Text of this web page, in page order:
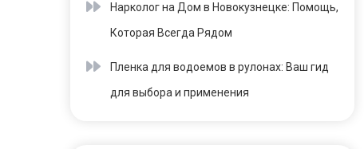
Нарколог на Дом в Новокузнецке: Помощь,
Которая Всегда Рядом
Пленка для водоемов в рулонах: Ваш гид
для выбора и применения